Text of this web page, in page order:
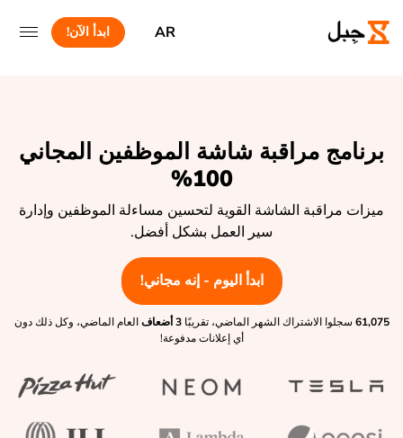
AR ابدأ الآن!
برنامج مراقبة شاشة الموظفين المجاني
100%
ميزات مراقبة الشاشة القوية لتحسين مساءلة الموظفين وإدارة
سير العمل بشكل أفضل.
ابدأ اليوم - إنه مجاني!
61,075 سجلوا الاشتراك الشهر الماضي، تقريبًا 3 أضعاف
العام الماضي، وكل ذلك دون
أي إعلانات مدفوعة!